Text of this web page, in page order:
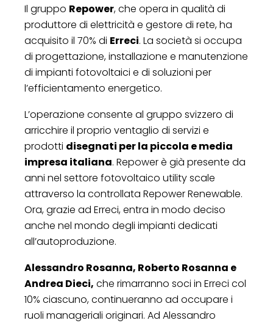
Il gruppo Repower, che opera in qualità di
produttore di elettricità e gestore di rete, ha
acquisito il 70% di Erreci. La società si occupa
di progettazione, installazione e manutenzione
di impianti fotovoltaici e di soluzioni per
l’efficientamento energetico.
L’operazione consente al gruppo svizzero di
arricchire il proprio ventaglio di servizi e
prodotti disegnati per la piccola e media
impresa italiana. Repower è già presente da
anni nel settore fotovoltaico utility scale
attraverso la controllata Repower Renewable.
Ora, grazie ad Erreci, entra in modo deciso
anche nel mondo degli impianti dedicati
all’autoproduzione.
Alessandro Rosanna, Roberto Rosanna e
Andrea Dieci, che rimarranno soci in Erreci col
10% ciascuno, continueranno ad occupare i
ruoli manageriali originari. Ad Alessandro